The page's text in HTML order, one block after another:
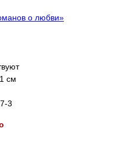
о любви»
см
3